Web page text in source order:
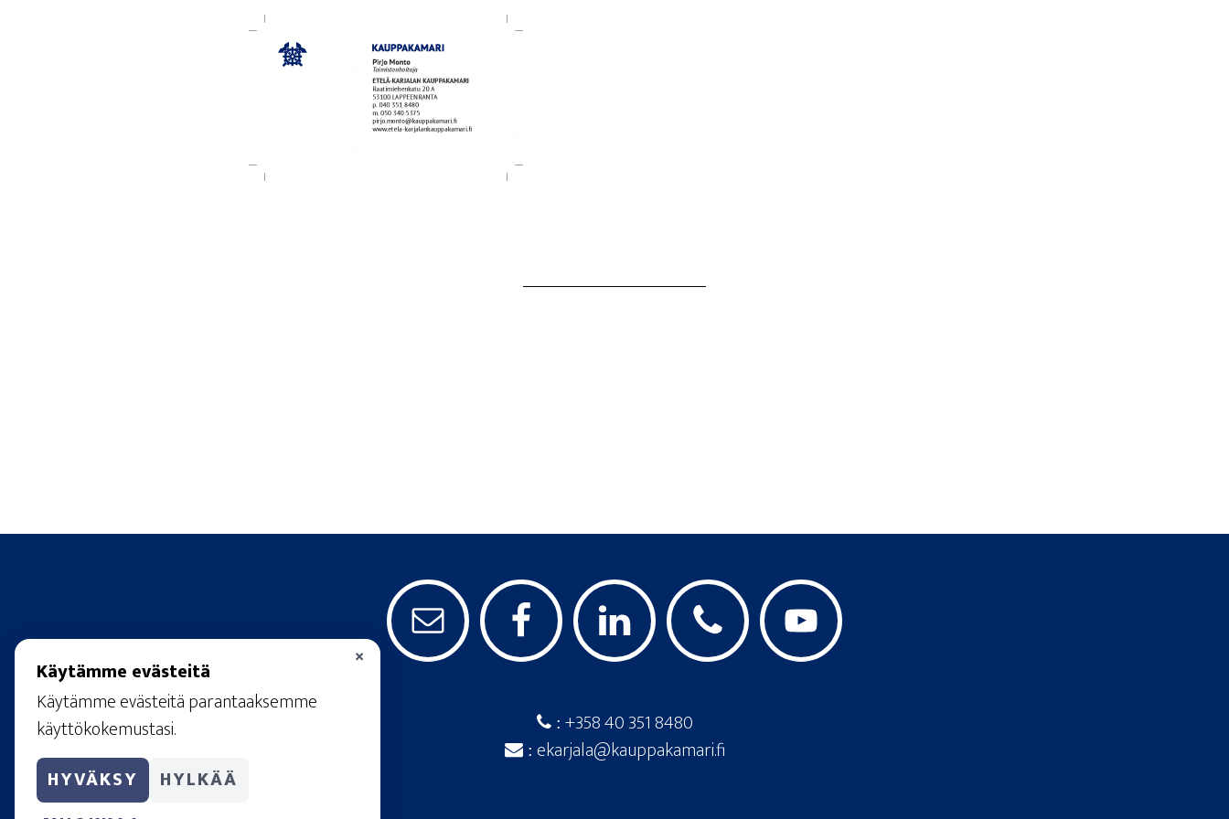
: +358 40 351 8480
: ekarjala@kauppakamari.fi
×
Käytämme evästeitä
Käytämme evästeitä parantaaksemme
käyttökokemustasi.
HYVÄKSY
HYLKÄÄ